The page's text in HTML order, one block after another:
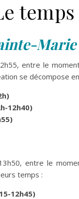
Marie
entre le
se décompose
12h40)
entre le
temps :
12h45)